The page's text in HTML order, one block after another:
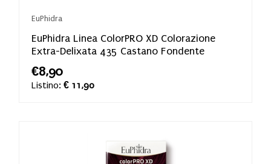
EuPhidra
EuPhidra Linea ColorPRO XD Colorazione
Extra-Delixata 435 Castano Fondente
€8,90
Listino: € 11,90